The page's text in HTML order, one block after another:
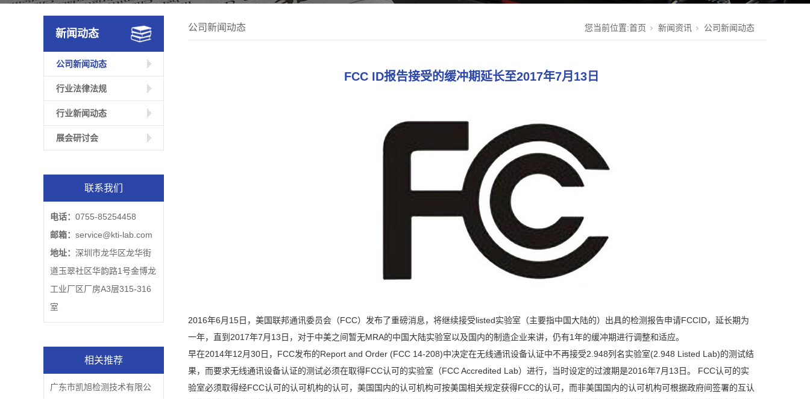
新闻动态
公司新闻动态
行业法律法规
行业新闻动态
展会研讨会
联系我们
电话： 0755-85254458
邮箱： service@kti-lab.com
地址： 深圳市龙华区龙华街
道玉翠社区华韵路1号金博龙
工业厂区厂房A3层315-316
室
相关推荐
广东市凯旭检测技术有限公
公司新闻动态 您当前位置:首页 新闻资讯 公司新闻动态
FCC ID报告接受的缓冲期延长至2017年7月13日
2016年6月15日，美国联邦通讯委员会（FCC）发布了重磅消息，将继续接受listed实验室（主要指中国大陆的）出具的检测报告申请FCCID，延长期为
一年，直到2017年7月13日，对于中美之间暂无MRA的中国大陆实验室以及国内的制造企业来讲，仍有1年的缓冲期进行调整和适应。
早在2014年12月30日，FCC发布的Report and Order (FCC 14-208)中决定在无线通讯设备认证中不再接受2.948列名实验室(2.948 Listed Lab)的测试结
果，而要求无线通讯设备认证的测试必须在取得FCC认可的实验室（FCC Accredited Lab）进行，当时设定的过渡期是2016年7月13日。 FCC认可的实
验室必须取得经FCC认可的认可机构的认可，美国国内的认可机构可按美国相关规定获得FCC的认可，而非美国国内的认可机构可根据政府间签署的互认